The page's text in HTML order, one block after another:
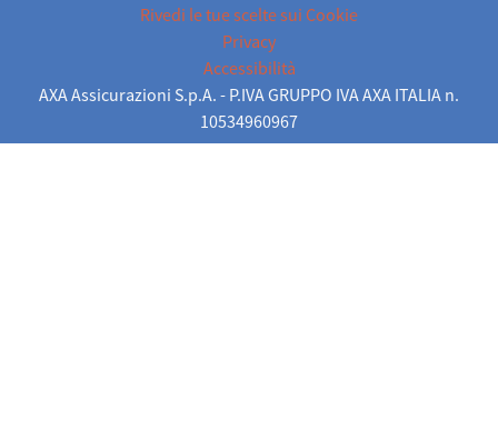
Rivedi le tue scelte sui Cookie
Privacy
Accessibilità
AXA Assicurazioni S.p.A. - P.IVA GRUPPO IVA AXA ITALIA n.
10534960967